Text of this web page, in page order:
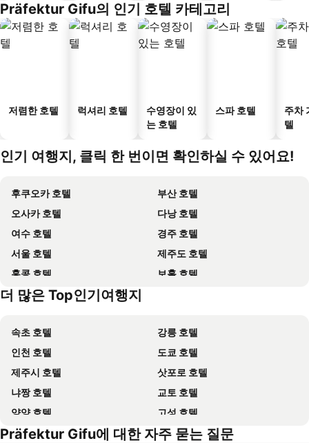
Präfektur Gifu의 인기 호텔 카테고리
저렴한 호텔 럭셔리 호텔
수영장이 있
는 호텔
스파 호텔
주차
텔
인기 여행지, 클릭 한 번이면 확인하실 수 있어요!
후쿠오카 호텔
부산 호텔
오사카 호텔
다낭 호텔
여수 호텔
경주 호텔
서울 호텔
제주도 호텔
홍콩 호텔
보홀 호텔
강원도 호텔
더 많은 Top인기여행지
속초 호텔
강릉 호텔
인천 호텔
도쿄 호텔
제주시 호텔
삿포로 호텔
냐짱 호텔
교토 호텔
양양 호텔
고성 호텔
대전 호텔
방콕 호텔
Präfektur Gifu에 대한 자주 묻는 질문